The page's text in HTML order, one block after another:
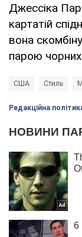
Джессіка
картатій
вона
парою
США Стиль
Редакційна